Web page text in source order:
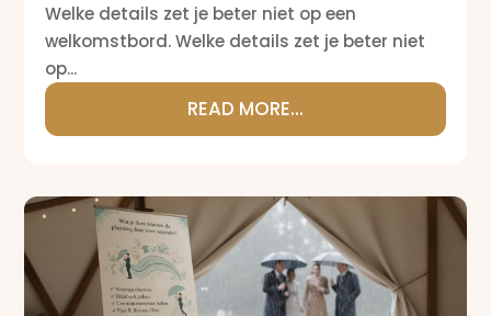
Welke details zet je beter niet op een
welkomstbord. Welke details zet je beter niet
op...
READ MORE...